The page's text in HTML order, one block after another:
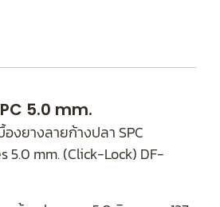
5.0 mm.
องยางลายก้างปลา SPC
5.0 mm. (Click-Lock) DF-